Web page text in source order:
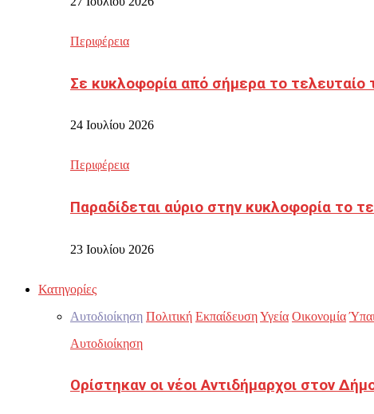
Περιφέρεια
Σε κυκλοφορία από σήμερα το τελευταίο
24 Ιουλίου 2026
Περιφέρεια
Παραδίδεται αύριο στην κυκλοφορία το
23 Ιουλίου 2026
Κατηγορίες
Αυτοδιοίκηση Πολιτική ΕκπαίδευσηΥγεία Οικονομία
Αυτοδιοίκηση
Ορίστηκαν οι νέοι Αντιδήμαρχοι στον